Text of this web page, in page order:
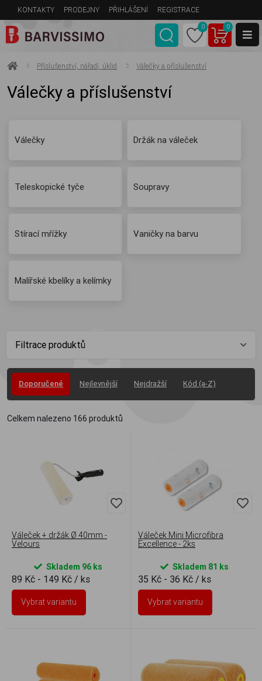
KONTAKTY PRODEJNY PŘIHLÁŠENÍ REGISTRACE
0 0
Příslušenství, nářadí, úklid Válečky a příslušenství
Válečky a příslušenství
Válečky Držák na váleček
Teleskopické tyče Soupravy
Stírací mřížky Vaničky na barvu
Malířské kbelíky a kelímky
Filtrace produktů
Doporučené Nejlevnější Nejdražší Kód (a-Z)
Celkem nalezeno 166 produktů
Váleček + držák Ø 40mm -
Velours
Skladem 96 ks
89 Kč - 149 Kč / ks
Vybrat variantu
Váleček Mini Microfibra
Excellence - 2ks
Skladem 81 ks
35 Kč - 36 Kč / ks
Vybrat variantu